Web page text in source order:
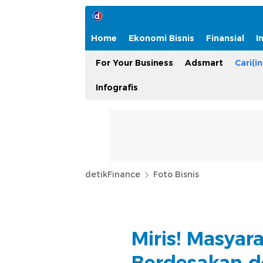
Home Ekonomi Bisnis Finansial
For Your Business Adsmart
Infografis
detikFinance Foto Bisnis
Miris!